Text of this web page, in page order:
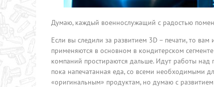
Думаю, каждый военнослужащий с радостью
Если вы следили за развитием 3D – печати, то
применяются в основном в кондитерском
компаний простираются дальше. Идут работы над
пока напечатанная еда, со всеми необходимыми
«оригинальным» продуктам, но думаю с